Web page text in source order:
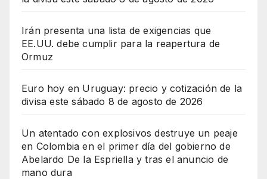
Irán presenta una lista de exigencias que
EE.UU. debe cumplir para la reapertura de
Ormuz
Euro hoy en Uruguay: precio y cotización de la
divisa este sábado 8 de agosto de 2026
Un atentado con explosivos destruye un peaje
en Colombia en el primer día del gobierno de
Abelardo De la Espriella y tras el anuncio de
mano dura